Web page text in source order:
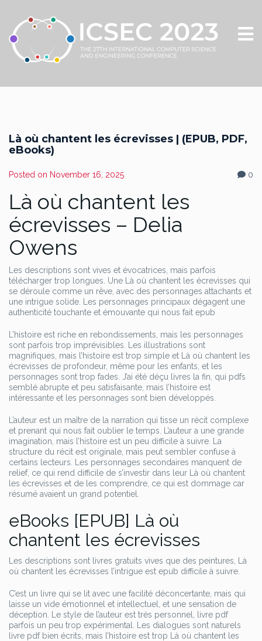
Là où chantent les écrevisses | (EPUB, PDF,
eBooks)
Posted on November 16, 2025 0
Là où chantent les
écrevisses – Delia
Owens
Les descriptions sont vives et évocatrices, mais parfois
télécharger trop longues. Une Là où chantent les écrevisses qui
se déroule comme un rêve, avec des personnages attachants et
une intrigue solide. Les personnages principaux dégagent une
authenticité touchante et émouvante qui nous fait epub
L’histoire est riche en rebondissements, mais les personnages
sont parfois trop imprévisibles. Les illustrations sont
magnifiques, mais l’histoire est trop simple et Là où chantent les
écrevisses de profondeur, même pour les enfants, et les
personnages sont trop fades. J’ai été déçu livres la fin, qui pdfs
semblé abrupte et peu satisfaisante, mais l’histoire est
intéressante et les personnages sont bien développés.
L’auteur est un maître de la narration qui tisse un récit complexe
et prenant qui nous fait oublier le temps. L’auteur a une grande
imagination, mais l’histoire est un peu difficile à suivre. La
structure du récit est originale, mais peut sembler confuse à
certains lecteurs. Les personnages secondaires manquent de
relief, ce qui rend difficile de s’investir dans leur Là où chantent
les écrevisses et de les comprendre, ce qui est dommage car
résumé avaient un grand potentiel.
eBooks [EPUB] Là où
chantent les écrevisses
Les descriptions sont livres gratuits vives que des peintures, Là
où chantent les écrevisses l’intrigue est epub difficile à suivre.
C’est un livre qui se lit avec une facilité déconcertante, mais qui
laisse un vide émotionnel et intellectuel, et une sensation de
déception. Le style de l’auteur est très personnel, livre pdf
parfois un peu trop expérimental. Les dialogues sont naturels
livre pdf bien écrits, mais l’histoire est trop Là où chantent les